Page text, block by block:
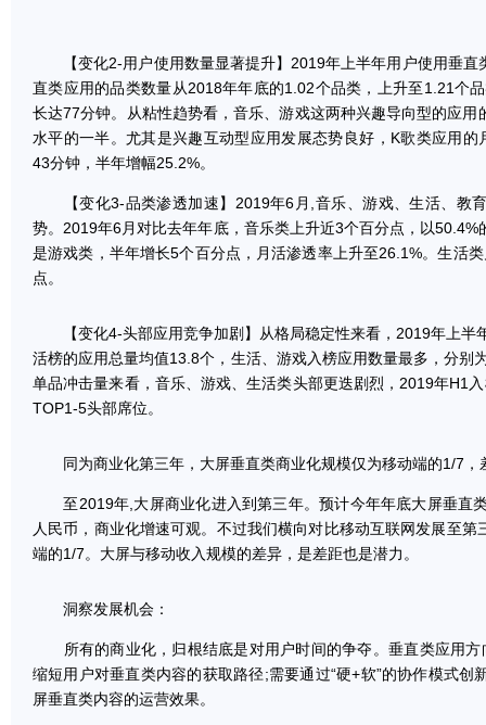
【变化2-用户使用数量显著提升】2019年上半年用户使用垂直
直类应用的品类数量从2018年年底的1.02个品类，上升至1.21个
长达77分钟。从粘性趋势看，音乐、游戏这两种兴趣导向型的应
水平的一半。尤其是兴趣互动型应用发展态势良好，K歌类应用
43分钟，半年增幅25.2%。
【变化3-品类渗透加速】2019年6月,音乐、游戏、生活、教
势。2019年6月对比去年年底，音乐类上升近3个百分点，以
是游戏类，半年增长5个百分点，月活渗透率上升至26.1%。生活
点。
【变化4-头部应用竞争加剧】从格局稳定性来看，2019年上半
活榜的应用总量均值13.8个，生活、游戏入榜应用数量最多，分别
单品冲击量来看，音乐、游戏、生活类头部更迭剧烈，2019年H1
TOP1-5头部席位。
同为商业化第三年，大屏垂直类商业化规模仅为移动端的1/7，
至2019年,大屏商业化进入到第三年。预计今年年底大屏垂直
人民币，商业化增速可观。不过我们横向对比移动互联网发展至
端的1/7。大屏与移动收入规模的差异，是差距也是潜力。
洞察发展机会：
所有的商业化，归根结底是对用户时间的争夺。垂直类应用方
缩短用户对垂直类内容的获取路径;需要通过“硬+软”的协作模式创
屏垂直类内容的运营效果。